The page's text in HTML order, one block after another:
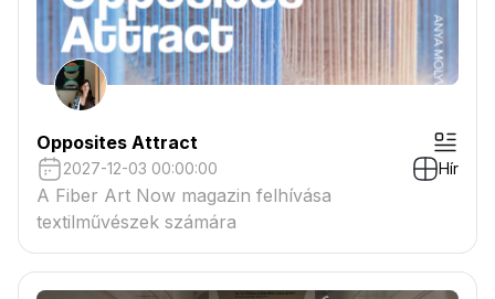
Opposites Attract
2027-12-03 00:00:00 Hír
A Fiber Art Now magazin felhívása
textilművészek számára